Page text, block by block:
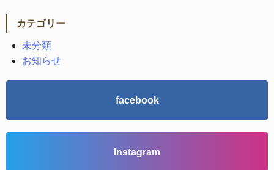
カテゴリー
未分類
お知らせ
facebook
Instagram